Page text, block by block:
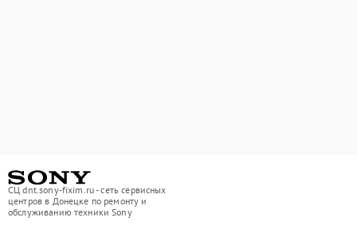
СЦ dnt.sony-fixim.ru - сеть сервисных
центров в Донецке по ремонту и
обслуживанию техники Sony